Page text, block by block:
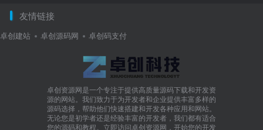
友情链接
卓创建站 卓创源码网 卓创码支付
卓创资源网是一个专注于提供高质量源码下载和开发资
源的网站。我们致力于为开发者和企业提供丰富多样的
源码选择，帮助他们快速搭建和开发各种应用和网站。
无论您是初学者还是经验丰富的开发者，我们都有适合
您的源码和教程。立即访问卓创资源网，开始您的开发